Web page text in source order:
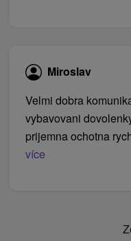
Miroslav
Velmi dobra
vybavovani
prijemna ochotna
více